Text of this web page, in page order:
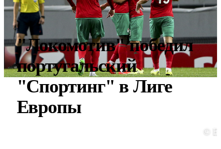
"Локомотив" победил
португальский
"Спортинг" в Лиге
Европы
©